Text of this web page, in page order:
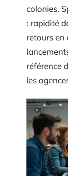
colonies.
: rapidité
retours en
référence
les